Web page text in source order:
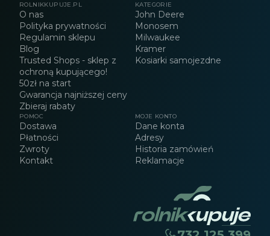
ROLNIKKUPUJE.PL
O nas
Polityka prywatności
Regulamin sklepu
Blog
Trusted Shops - sklep z
ochroną kupującego!
50zł na start
Gwarancja najniższej ceny
Zbieraj rabaty
KATEGORIE
John Deere
Monosem
Milwaukee
Kramer
Kosiarki samojezdne
POMOC
Dostawa
Płatności
Zwroty
Kontakt
MOJE KONTO
Dane konta
Adresy
Historia zamówień
Reklamacje